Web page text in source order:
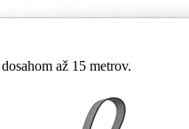
až 15 metrov.